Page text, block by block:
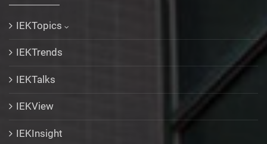
IEKTopics
IEKTrends
IEKTalks
IEKView
IEKInsight